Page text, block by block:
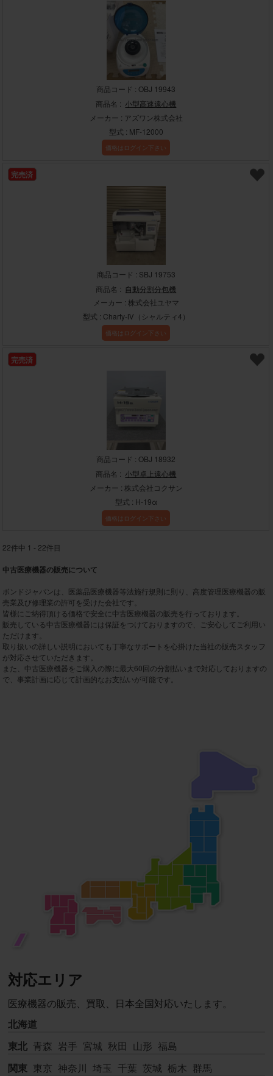
商品コード : OBJ 19943
商品名 : 小型高速遠心機
メーカー : アズワン株式会社
型式 : MF-12000
価格はログイン下さい
完売済
商品コード : SBJ 19753
商品名 : 自動分割分包機
メーカー : 株式会社ユヤマ
型式 : Charty-Ⅳ（シャルティ4）
価格はログイン下さい
完売済
商品コード : OBJ 18932
商品名 : 小型卓上遠心機
メーカー : 株式会社コクサン
型式 : H-19α
価格はログイン下さい
22件中 1 - 22件目
中古医療機器の販売について
ボンドジャパンは、医薬品医療機器等法施行規則に則り、高度管理医療機器の販
売業及び修理業の許可を受けた会社です。
皆様にご納得頂ける価格で安全に中古医療機器の販売を行っております。
販売している中古医療機器には保証をつけておりますので、ご安心してご利用い
ただけます。
取り扱いの詳しい説明においても丁寧なサポートを心掛けた当社の販売スタッフ
が対応させていただきます。
また、中古医療機器をご購入の際に最大60回の分割払いまで対応しておりますの
で、事業計画に応じて計画的なお支払いが可能です。
対応エリア
医療機器の販売、買取、日本全国対応いたします。
北海道
東北 青森 岩手 宮城 秋田 山形 福島
関東 東京 神奈川 埼玉 千葉 茨城 栃木 群馬